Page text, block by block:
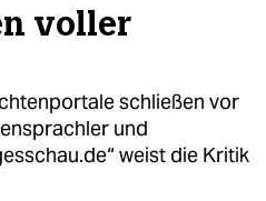
voller
schließen vor
und
weist die Kritik